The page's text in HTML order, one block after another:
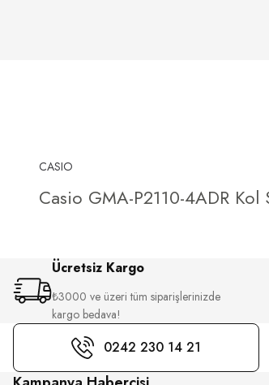
CASIO
Casio GMA-P2110-4ADR Kol
Ücretsiz Kargo
₺3000 ve üzeri tüm siparişlerinizde
kargo bedava!
0242 230 14 21